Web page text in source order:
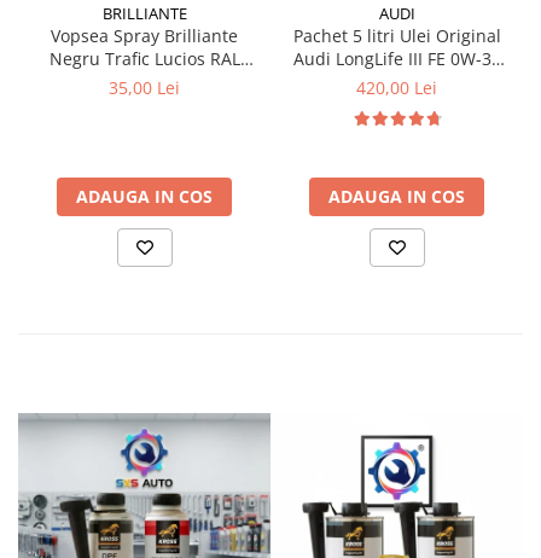
BRILLIANTE
Vopsea Spray Brilliante
Negru Trafic Lucios RAL
9017 400 ml
35,00 Lei
ADAUGA IN COS
AUDI
Pachet 5 litri Ulei Original
Audi LongLife III FE 0W-30
GS55545D2 – Aprobări VW420,00 Lei
ADAUGA IN COS